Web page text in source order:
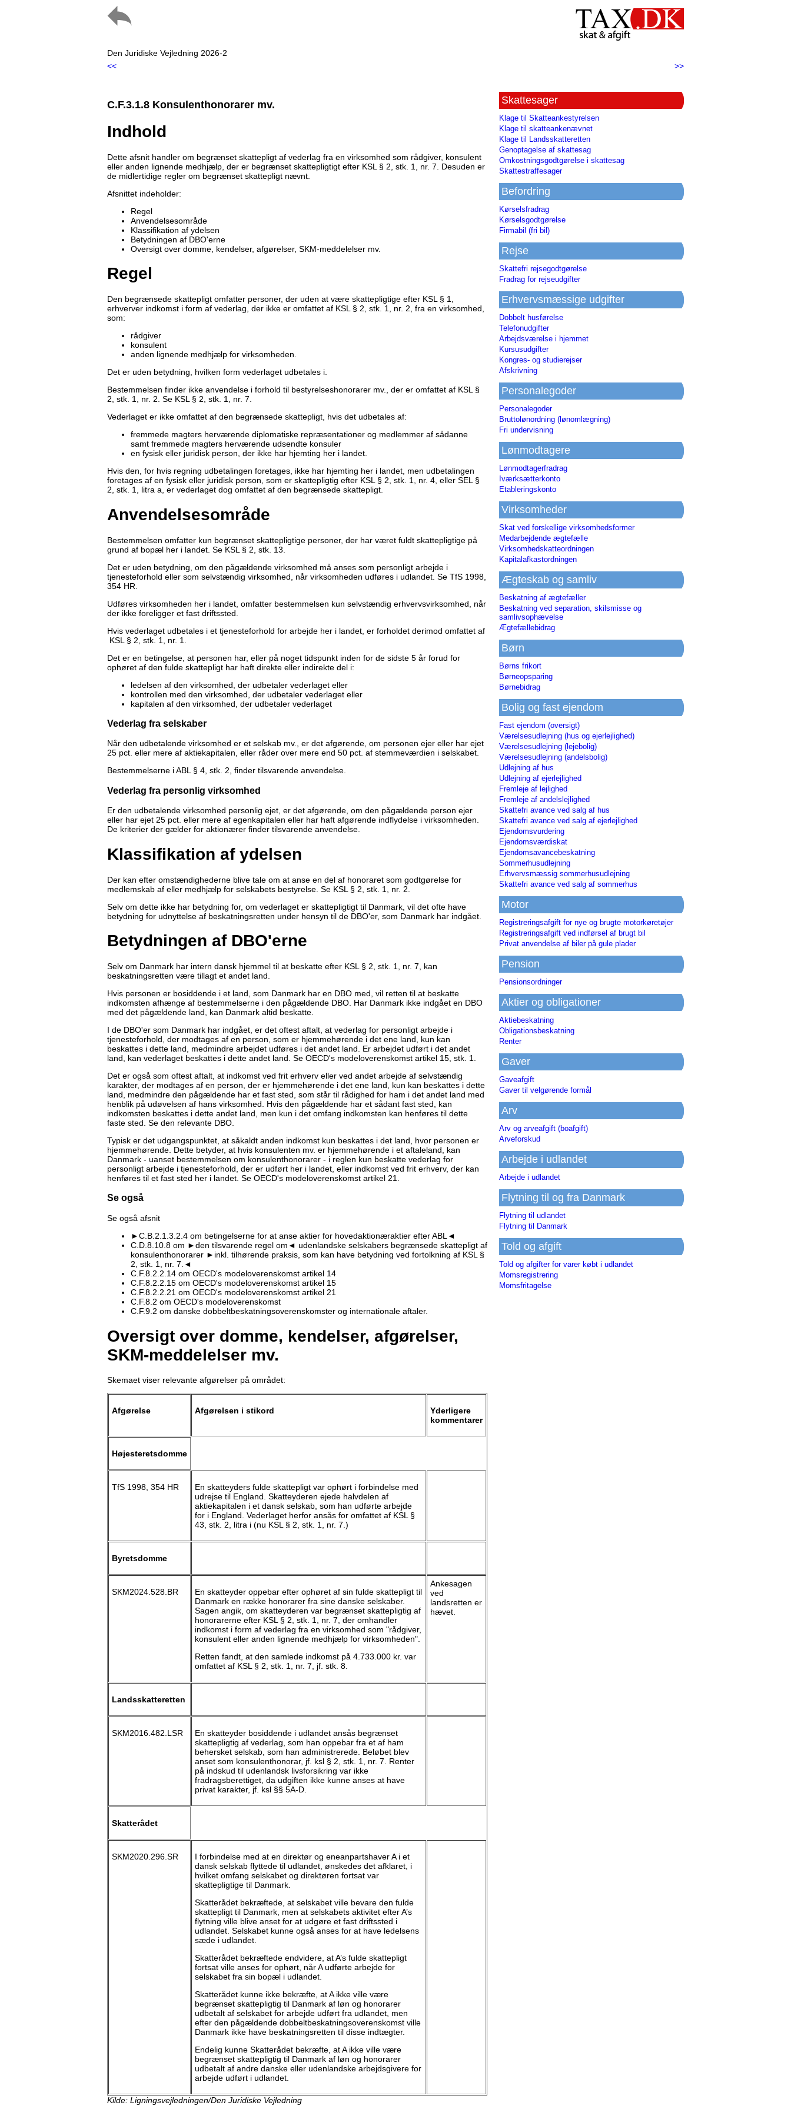
Den Juridiske Vejledning 2026-2
<<
>>
C.F.3.1.8 Konsulenthonorarer mv.
Indhold
Dette afsnit handler om begrænset skattepligt af vederlag fra en virksomhed som rådgiver, konsulent
eller anden lignende medhjælp, der er begrænset skattepligtigt efter KSL § 2, stk. 1, nr. 7. Desuden er
de midlertidige regler om begrænset skattepligt nævnt.
Afsnittet indeholder:
Regel
Anvendelsesområde
Klassifikation af ydelsen
Betydningen af DBO'erne
Oversigt over domme, kendelser, afgørelser, SKM-meddelelser mv.
Regel
Den begrænsede skattepligt omfatter personer, der uden at være skattepligtige efter KSL § 1,
erhverver indkomst i form af vederlag, der ikke er omfattet af KSL § 2, stk. 1, nr. 2, fra en virksomhed,
som:
rådgiver
konsulent
anden lignende medhjælp for virksomheden.
Det er uden betydning, hvilken form vederlaget udbetales i.
Bestemmelsen finder ikke anvendelse i forhold til bestyrelseshonorarer mv., der er omfattet af KSL §
2, stk. 1, nr. 2. Se KSL § 2, stk. 1, nr. 7.
Vederlaget er ikke omfattet af den begrænsede skattepligt, hvis det udbetales af:
fremmede magters herværende diplomatiske repræsentationer og medlemmer af sådanne
samt fremmede magters herværende udsendte konsuler
en fysisk eller juridisk person, der ikke har hjemting her i landet.
Hvis den, for hvis regning udbetalingen foretages, ikke har hjemting her i landet, men udbetalingen
foretages af en fysisk eller juridisk person, som er skattepligtig efter KSL § 2, stk. 1, nr. 4, eller SEL §
2, stk. 1, litra a, er vederlaget dog omfattet af den begrænsede skattepligt.
Anvendelsesområde
Bestemmelsen omfatter kun begrænset skattepligtige personer, der har været fuldt skattepligtige på
grund af bopæl her i landet. Se KSL § 2, stk. 13.
Det er uden betydning, om den pågældende virksomhed må anses som personligt arbejde i
tjenesteforhold eller som selvstændig virksomhed, når virksomheden udføres i udlandet. Se TfS 1998,
354 HR.
Udføres virksomheden her i landet, omfatter bestemmelsen kun selvstændig erhvervsvirksomhed, når
der ikke foreligger et fast driftssted.
Hvis vederlaget udbetales i et tjenesteforhold for arbejde her i landet, er forholdet derimod omfattet af
KSL § 2, stk. 1, nr. 1.
Det er en betingelse, at personen har, eller på noget tidspunkt inden for de sidste 5 år forud for
ophøret af den fulde skattepligt har haft direkte eller indirekte del i:
ledelsen af den virksomhed, der udbetaler vederlaget eller
kontrollen med den virksomhed, der udbetaler vederlaget eller
kapitalen af den virksomhed, der udbetaler vederlaget
Vederlag fra selskaber
Når den udbetalende virksomhed er et selskab mv., er det afgørende, om personen ejer eller har ejet
25 pct. eller mere af aktiekapitalen, eller råder over mere end 50 pct. af stemmeværdien i selskabet.
Bestemmelserne i ABL § 4, stk. 2, finder tilsvarende anvendelse.
Vederlag fra personlig virksomhed
Er den udbetalende virksomhed personlig ejet, er det afgørende, om den pågældende person ejer
eller har ejet 25 pct. eller mere af egenkapitalen eller har haft afgørende indflydelse i virksomheden.
De kriterier der gælder for aktionærer finder tilsvarende anvendelse.
Klassifikation af ydelsen
Der kan efter omstændighederne blive tale om at anse en del af honoraret som godtgørelse for
medlemskab af eller medhjælp for selskabets bestyrelse. Se KSL § 2, stk. 1, nr. 2.
Selv om dette ikke har betydning for, om vederlaget er skattepligtigt til Danmark, vil det ofte have
betydning for udnyttelse af beskatningsretten under hensyn til de DBO'er, som Danmark har indgået.
Betydningen af DBO'erne
Selv om Danmark har intern dansk hjemmel til at beskatte efter KSL § 2, stk. 1, nr. 7, kan
beskatningsretten være tillagt et andet land.
Hvis personen er bosiddende i et land, som Danmark har en DBO med, vil retten til at beskatte
indkomsten afhænge af bestemmelserne i den pågældende DBO. Har Danmark ikke indgået en DBO
med det pågældende land, kan Danmark altid beskatte.
I de DBO'er som Danmark har indgået, er det oftest aftalt, at vederlag for personligt arbejde i
tjenesteforhold, der modtages af en person, som er hjemmehørende i det ene land, kun kan
beskattes i dette land, medmindre arbejdet udføres i det andet land. Er arbejdet udført i det andet
land, kan vederlaget beskattes i dette andet land. Se OECD's modeloverenskomst artikel 15, stk. 1.
Det er også som oftest aftalt, at indkomst ved frit erhverv eller ved andet arbejde af selvstændig
karakter, der modtages af en person, der er hjemmehørende i det ene land, kun kan beskattes i dette
land, medmindre den pågældende har et fast sted, som står til rådighed for ham i det andet land med
henblik på udøvelsen af hans virksomhed. Hvis den pågældende har et sådant fast sted, kan
indkomsten beskattes i dette andet land, men kun i det omfang indkomsten kan henføres til dette
faste sted. Se den relevante DBO.
Typisk er det udgangspunktet, at såkaldt anden indkomst kun beskattes i det land, hvor personen er
hjemmehørende. Dette betyder, at hvis konsulenten mv. er hjemmehørende i et aftaleland, kan
Danmark - uanset bestemmelsen om konsulenthonorarer - i reglen kun beskatte vederlag for
personligt arbejde i tjenesteforhold, der er udført her i landet, eller indkomst ved frit erhverv, der kan
henføres til et fast sted her i landet. Se OECD's modeloverenskomst artikel 21.
Se også
Se også afsnit
►C.B.2.1.3.2.4 om betingelserne for at anse aktier for hovedaktionæraktier efter ABL◄
C.D.8.10.8 om ►den tilsvarende regel om◄ udenlandske selskabers begrænsede skattepligt af
konsulenthonorarer ►inkl. tilhørende praksis, som kan have betydning ved fortolkning af KSL §
2, stk. 1, nr. 7.◄
C.F.8.2.2.14 om OECD's modeloverenskomst artikel 14
C.F.8.2.2.15 om OECD's modeloverenskomst artikel 15
C.F.8.2.2.21 om OECD's modeloverenskomst artikel 21
C.F.8.2 om OECD's modeloverenskomst
C.F.9.2 om danske dobbeltbeskatningsoverenskomster og internationale aftaler.
Oversigt over domme, kendelser, afgørelser,
SKM-meddelelser mv.
Skemaet viser relevante afgørelser på området:
Afgørelse Afgørelsen i stikord
Yderligere
kommentarer
Højesteretsdomme
TfS 1998, 354 HR
En skatteyders fulde skattepligt var ophørt i forbindelse med
udrejse til England. Skatteyderen ejede halvdelen af
aktiekapitalen i et dansk selskab, som han udførte arbejde
for i England. Vederlaget herfor ansås for omfattet af KSL §
43, stk. 2, litra i (nu KSL § 2, stk. 1, nr. 7.)
Byretsdomme
SKM2024.528.BR
En skatteyder oppebar efter ophøret af sin fulde skattepligt til
Danmark en række honorarer fra sine danske selskaber.
Sagen angik, om skatteyderen var begrænset skattepligtig af
honorarerne efter KSL § 2, stk. 1, nr. 7, der omhandler
indkomst i form af vederlag fra en virksomhed som "rådgiver,
konsulent eller anden lignende medhjælp for virksomheden".
Retten fandt, at den samlede indkomst på 4.733.000 kr. var
omfattet af KSL § 2, stk. 1, nr. 7, jf. stk. 8.
Ankesagen
ved
landsretten er
hævet.
Landsskatteretten
SKM2016.482.LSR
En skatteyder bosiddende i udlandet ansås begrænset
skattepligtig af vederlag, som han oppebar fra et af ham
behersket selskab, som han administrerede. Beløbet blev
anset som konsulenthonorar, jf. ksl § 2, stk. 1, nr. 7. Renter
på indskud til udenlandsk livsforsikring var ikke
fradragsberettiget, da udgiften ikke kunne anses at have
privat karakter, jf. ksl §§ 5A-D.
Skatterådet
SKM2020.296.SR
I forbindelse med at en direktør og eneanpartshaver A i et
dansk selskab flyttede til udlandet, ønskedes det afklaret, i
hvilket omfang selskabet og direktøren fortsat var
skattepligtige til Danmark.
Skatterådet bekræftede, at selskabet ville bevare den fulde
skattepligt til Danmark, men at selskabets aktivitet efter A’s
flytning ville blive anset for at udgøre et fast driftssted i
udlandet. Selskabet kunne også anses for at have ledelsens
sæde i udlandet.
Skatterådet bekræftede endvidere, at A’s fulde skattepligt
fortsat ville anses for ophørt, når A udførte arbejde for
selskabet fra sin bopæl i udlandet.
Skatterådet kunne ikke bekræfte, at A ikke ville være
begrænset skattepligtig til Danmark af løn og honorarer
udbetalt af selskabet for arbejde udført fra udlandet, men
efter den pågældende dobbeltbeskatningsoverenskomst ville
Danmark ikke have beskatningsretten til disse indtægter.
Endelig kunne Skatterådet bekræfte, at A ikke ville være
begrænset skattepligtig til Danmark af løn og honorarer
udbetalt af andre danske eller udenlandske arbejdsgivere for
arbejde udført i udlandet.
Kilde: Ligningsvejledningen/Den Juridiske Vejledning
Skattesager
Klage til Skatteankestyrelsen
Klage til skatteankenævnet
Klage til Landsskatteretten
Genoptagelse af skattesag
Omkostningsgodtgørelse i skattesag
Skattestraffesager
Befordring
Kørselsfradrag
Kørselsgodtgørelse
Firmabil (fri bil)
Rejse
Skattefri rejsegodtgørelse
Fradrag for rejseudgifter
Erhvervsmæssige udgifter
Dobbelt husførelse
Telefonudgifter
Arbejdsværelse i hjemmet
Kursusudgifter
Kongres- og studierejser
Afskrivning
Personalegoder
Personalegoder
Bruttolønordning (lønomlægning)
Fri undervisning
Lønmodtagere
Lønmodtagerfradrag
Iværksætterkonto
Etableringskonto
Virksomheder
Skat ved forskellige virksomhedsformer
Medarbejdende ægtefælle
Virksomhedskatteordningen
Kapitalafkastordningen
Ægteskab og samliv
Beskatning af ægtefæller
Beskatning ved separation, skilsmisse og
samlivsophævelse
Ægtefællebidrag
Børn
Børns frikort
Børneopsparing
Børnebidrag
Bolig og fast ejendom
Fast ejendom (oversigt)
Værelsesudlejning (hus og ejerlejlighed)
Værelsesudlejning (lejebolig)
Værelsesudlejning (andelsbolig)
Udlejning af hus
Udlejning af ejerlejlighed
Fremleje af lejlighed
Fremleje af andelslejlighed
Skattefri avance ved salg af hus
Skattefri avance ved salg af ejerlejlighed
Ejendomsvurdering
Ejendomsværdiskat
Ejendomsavancebeskatning
Sommerhusudlejning
Erhvervsmæssig sommerhusudlejning
Skattefri avance ved salg af sommerhus
Motor
Registreringsafgift for nye og brugte motorkøretøjer
Registreringsafgift ved indførsel af brugt bil
Privat anvendelse af biler på gule plader
Pension
Pensionsordninger
Aktier og obligationer
Aktiebeskatning
Obligationsbeskatning
Renter
Gaver
Gaveafgift
Gaver til velgørende formål
Arv
Arv og arveafgift (boafgift)
Arveforskud
Arbejde i udlandet
Arbejde i udlandet
Flytning til og fra Danmark
Flytning til udlandet
Flytning til Danmark
Told og afgift
Told og afgifter for varer købt i udlandet
Momsregistrering
Momsfritagelse